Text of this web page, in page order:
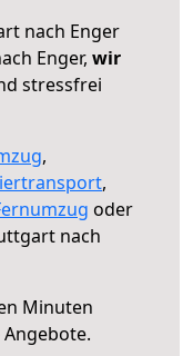
nach Enger
Enger, wir
stressfrei
,
,
oder
nach
Minuten